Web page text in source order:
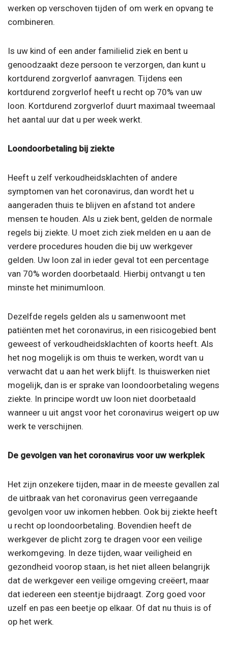
werken op verschoven tijden of om werk en opvang te
combineren.
Is uw kind of een ander familielid ziek en bent u
genoodzaakt deze persoon te verzorgen, dan kunt u
kortdurend zorgverlof aanvragen. Tijdens een
kortdurend zorgverlof heeft u recht op 70% van uw
loon. Kortdurend zorgverlof duurt maximaal tweemaal
het aantal uur dat u per week werkt.
Loondoorbetaling bij ziekte
Heeft u zelf verkoudheidsklachten of andere
symptomen van het coronavirus, dan wordt het u
aangeraden thuis te blijven en afstand tot andere
mensen te houden. Als u ziek bent, gelden de normale
regels bij ziekte. U moet zich ziek melden en u aan de
verdere procedures houden die bij uw werkgever
gelden. Uw loon zal in ieder geval tot een percentage
van 70% worden doorbetaald. Hierbij ontvangt u ten
minste het minimumloon.
Dezelfde regels gelden als u samenwoont met
patiënten met het coronavirus, in een risicogebied bent
geweest of verkoudheidsklachten of koorts heeft. Als
het nog mogelijk is om thuis te werken, wordt van u
verwacht dat u aan het werk blijft. Is thuiswerken niet
mogelijk, dan is er sprake van loondoorbetaling wegens
ziekte. In principe wordt uw loon niet doorbetaald
wanneer u uit angst voor het coronavirus weigert op uw
werk te verschijnen.
De gevolgen van het coronavirus voor uw werkplek
Het zijn onzekere tijden, maar in de meeste gevallen zal
de uitbraak van het coronavirus geen verregaande
gevolgen voor uw inkomen hebben. Ook bij ziekte heeft
u recht op loondoorbetaling. Bovendien heeft de
werkgever de plicht zorg te dragen voor een veilige
werkomgeving. In deze tijden, waar veiligheid en
gezondheid voorop staan, is het niet alleen belangrijk
dat de werkgever een veilige omgeving creëert, maar
dat iedereen een steentje bijdraagt. Zorg goed voor
uzelf en pas een beetje op elkaar. Of dat nu thuis is of
op het werk.